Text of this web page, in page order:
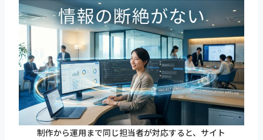
制作から運用まで同じ担当者が対応すると、サイト